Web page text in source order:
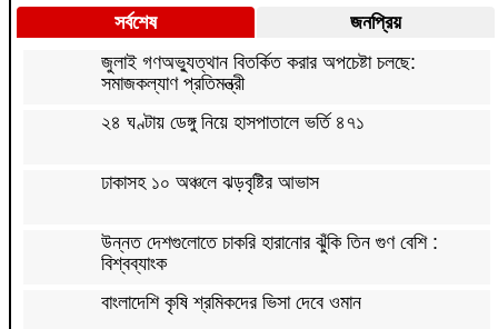
সর্বশেষ
জনপ্রিয়
জুলাই গণঅভ্যুত্থান বিতর্কিত করার অপচেষ্টা চলছে:
সমাজকল্যাণ প্রতিমন্ত্রী
২৪ ঘণ্টায় ডেঙ্গু নিয়ে হাসপাতালে ভর্তি ৪৭১
ঢাকাসহ ১০ অঞ্চলে ঝড়বৃষ্টির আভাস
উন্নত দেশগুলোতে চাকরি হারানোর ঝুঁকি তিন গুণ বেশি :
বিশ্বব্যাংক
বাংলাদেশি কৃষি শ্রমিকদের ভিসা দেবে ওমান